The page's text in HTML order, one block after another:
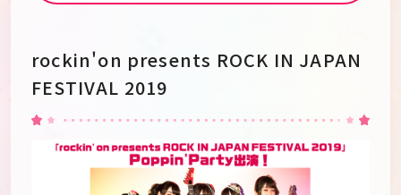
rockin'on presents ROCK IN JAPAN
FESTIVAL 2019